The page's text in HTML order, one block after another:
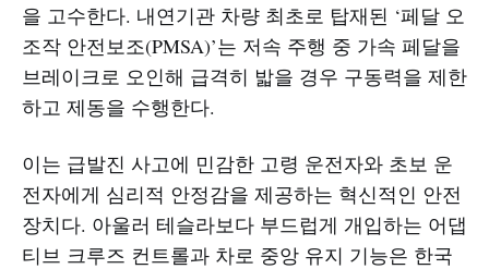
을 고수한다. 내연기관 차량 최초로 탑재된 ‘페달 오
조작 안전보조(PMSA)’는 저속 주행 중 가속 페달을
브레이크로 오인해 급격히 밟을 경우 구동력을 제한
하고 제동을 수행한다.
이는 급발진 사고에 민감한 고령 운전자와 초보 운
전자에게 심리적 안정감을 제공하는 혁신적인 안전
장치다. 아울러 테슬라보다 부드럽게 개입하는 어댑
티브 크루즈 컨트롤과 차로 중앙 유지 기능은 한국